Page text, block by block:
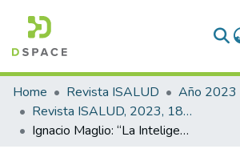
Communities & Collections
All of DSpace
Statistics
Home Revista ISALUD
Año 2023
Revista ISALUD, 2023, 18(88)
Ignacio Maglio: “La Inteligencia Artificial no va a reemplazar el juicio clínico que en medicina está anclado en la certidumbre y la experiencia”